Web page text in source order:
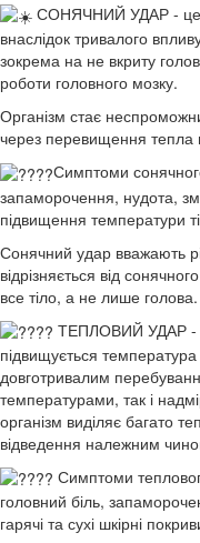
СОНЯЧНИЙ УДАР - це
внаслідок тривалого
зокрема на не вкриту
роботи головного мозку.
Організм стає
через перевищення тепла в
Симптоми
запаморочення, нудота,
підвищення температури
Сонячний удар вважають
відрізняється від
все тіло, а не лише голова.
ТЕПЛОВИЙ УДАР -
підвищується
довготривалим
температурами, так і
організм виділяє багато
відведення належним
Симптоми
головний біль,
гарячі та сухі шкірні